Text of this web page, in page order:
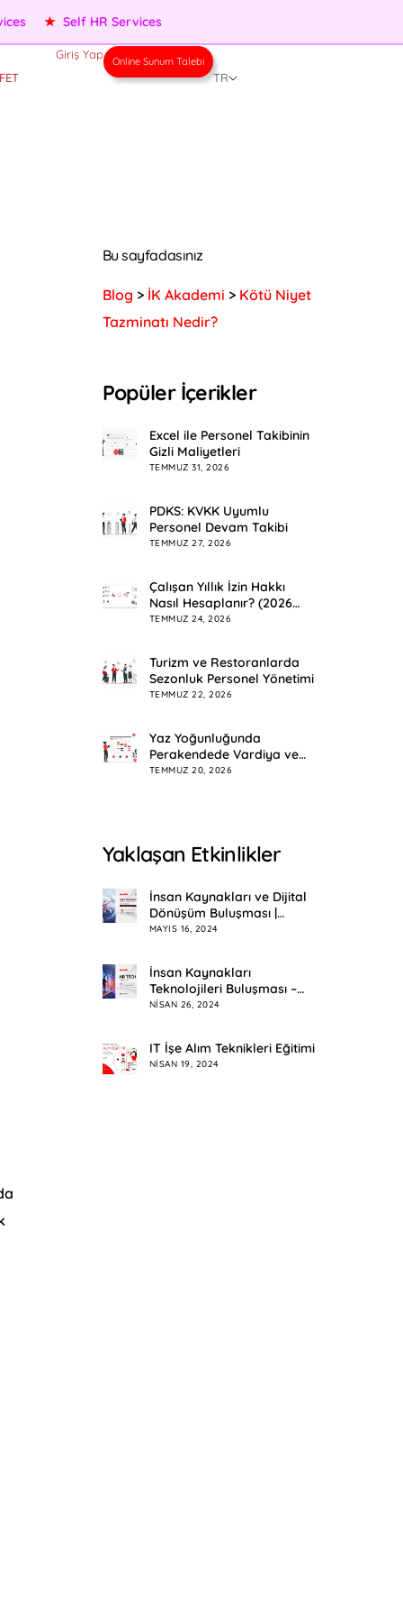
★ Performance Management
Giriş Yap Online Sunum Talebi
TR
Bu sayfadasınız
Blog > İK Akademi > Kötü Niyet
Tazminatı Nedir?
Popüler İçerikler
Excel ile Personel Takibinin
Gizli Maliyetleri
TEMMUZ 31, 2026
PDKS: KVKK Uyumlu
Personel Devam Takibi
TEMMUZ 27, 2026
Çalışan Yıllık İzin Hakkı
Nasıl Hesaplanır? (2026
Rehberi)
TEMMUZ 24, 2026
Turizm ve Restoranlarda
Sezonluk Personel Yönetimi
TEMMUZ 22, 2026
Yaz Yoğunluğunda
Perakendede Vardiya ve
Mesai Planlama
TEMMUZ 20, 2026
Yaklaşan Etkinlikler
İnsan Kaynakları ve Dijital
Dönüşüm Buluşması |
Eskişehir
MAYIS 16, 2024
İnsan Kaynakları
Teknolojileri Buluşması –
HR Tech Meetup
NISAN 26, 2024
IT İşe Alım Teknikleri Eğitimi
NISAN 19, 2024